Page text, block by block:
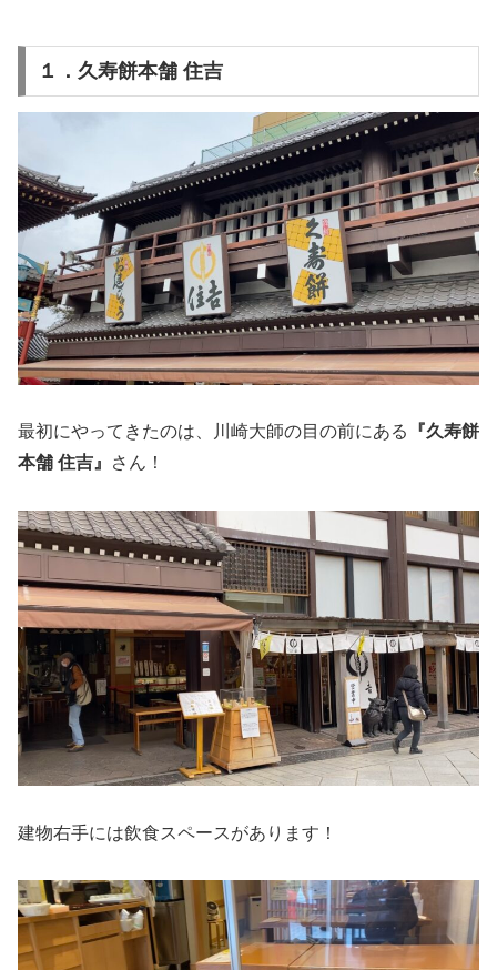
１．久寿餅本舗 住吉
最初にやってきたのは、川崎大師の目の前にある
『久寿餅
本舗 住吉』
さん！
建物右手には飲食スペースがあります！